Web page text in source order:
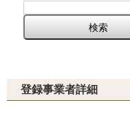
登録事業者詳細